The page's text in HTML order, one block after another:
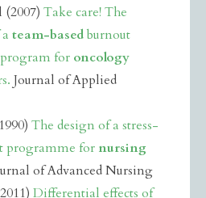
(2007) Take care! The
team-basedburnout
for oncology
Journal of Applied
The design of a stress-
programme for nursing
of Advanced Nursing
Differential effects of